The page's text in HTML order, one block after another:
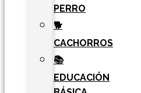
PERRO
🐕
CACHORROS
📚
EDUCACIÓN